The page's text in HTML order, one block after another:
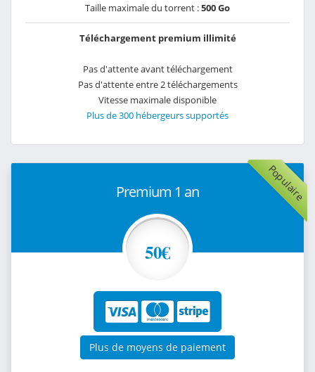
Taille maximale du torrent :500 Go
Téléchargement premium illimité
Pas d'attente avant téléchargement
Pas d'attente entre 2 téléchargements
Vitesse maximale disponible
Plus de 300 hébergeurs supportés
Populaire
Premium 1 an
50€
Plus de moyens de paiement